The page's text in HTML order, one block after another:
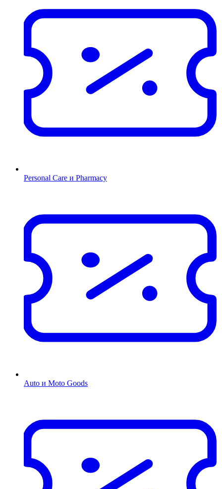
Personal Care и Pharmacy
Auto и Moto Goods